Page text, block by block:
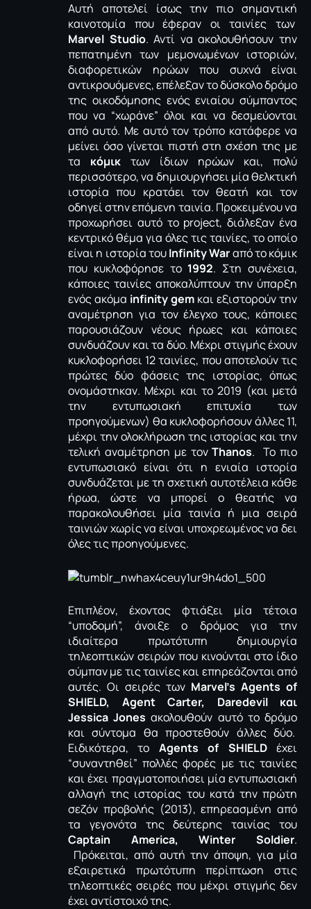
Αυτή αποτελεί ίσως την πιο σημαντική
καινοτομία που έφεραν οι ταινίες των
Marvel Studio. Αντί να ακολουθήσουν την
πεπατημένη των μεμονωμένων ιστοριών,
διαφορετικών ηρώων που συχνά είναι
αντικρουόμενες, επέλεξαν το δύσκολο δρόμο
της οικοδόμησης ενός ενιαίου σύμπαντος
που να “χωράνε” όλοι και να δεσμεύονται
από αυτό. Με αυτό τον τρόπο κατάφερε να
μείνει όσο γίνεται πιστή στη σχέση της με
τα κόμικ των ίδιων ηρώων και, πολύ
περισσότερο, να δημιουργήσει μία θελκτική
ιστορία που κρατάει τον θεατή και τον
οδηγεί στην επόμενη ταινία. Προκειμένου να
προχωρήσει αυτό το project, διάλεξαν ένα
κεντρικό θέμα για όλες τις ταινίες, το οποίο
είναι η ιστορία τουInfinity Warαπό το κόμικ
που κυκλοφόρησε το 1992. Στη συνέχεια,
κάποιες ταινίες αποκαλύπτουν την ύπαρξη
ενός ακόμα infinity gem και εξιστορούν την
αναμέτρηση για τον έλεγχο τους, κάποιες
παρουσιάζουν νέους ήρωες και κάποιες
συνδυάζουν και τα δύο. Μέχρι στιγμής έχουν
κυκλοφορήσει 12 ταινίες, που αποτελούν τις
πρώτες δύο φάσεις της ιστορίας, όπως
ονομάστηκαν. Μέχρι και το 2019 (και μετά
την εντυπωσιακή επιτυχία των
προηγούμενων) θα κυκλοφορήσουν άλλες 11,
μέχρι την ολοκλήρωση της ιστορίας και την
τελική αναμέτρηση με τονThanos. Το πιο
εντυπωσιακό είναι ότι η ενιαία ιστορία
συνδυάζεται με τη σχετική αυτοτέλεια κάθε
ήρωα, ώστε να μπορεί ο θεατής να
παρακολουθήσει μία ταινία ή μια σειρά
ταινιών χωρίς να είναι υποχρεωμένος να δει
όλες τις προηγούμενες.
Επιπλέον, έχοντας φτιάξει μία τέτοια
“υποδομή”, άνοιξε ο δρόμος για την
ιδιαίτερα πρωτότυπη δημιουργία
τηλεοπτικών σειρών που κινούνται στο ίδιο
σύμπαν με τις ταινίες και επηρεάζονται από
αυτές. Οι σειρές των Marvel’s Agents of
SHIELD, Agent Carter, Daredevil και
Jessica Jones ακολουθούν αυτό το δρόμο
και σύντομα θα προστεθούν άλλες δύο.
Ειδικότερα, το Agents of SHIELDέχει
“συναντηθεί” πολλές φορές με τις ταινίες
και έχει πραγματοποιήσει μία εντυπωσιακή
αλλαγή της ιστορίας του κατά την πρώτη
σεζόν προβολής (2013), επηρεασμένη από
τα γεγονότα της δεύτερης ταινίας του
Captain America, Winter Soldier.
Πρόκειται, από αυτή την άποψη, για μία
εξαιρετικά πρωτότυπη περίπτωση στις
τηλεοπτικές σειρές που μέχρι στιγμής δεν
έχει αντίστοιχό της.